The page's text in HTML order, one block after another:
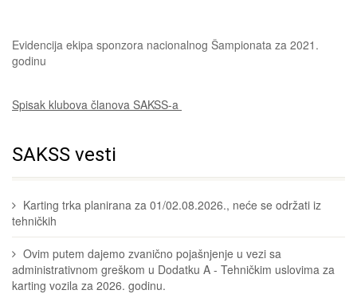
Evidencija ekipa sponzora nacionalnog Šampionata za 2021.
godinu
Spisak klubova članova SAKSS-a
SAKSS vesti
Karting trka planirana za 01/02.08.2026., neće se održati iz
tehničkih
Ovim putem dajemo zvanično pojašnjenje u vezi sa
administrativnom greškom u Dodatku A - Tehničkim uslovima za
karting vozila za 2026. godinu.